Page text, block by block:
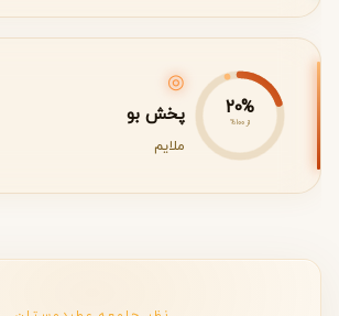
20%
از 100%
◎
پخش بو
ملایم